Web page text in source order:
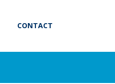
CONTACT